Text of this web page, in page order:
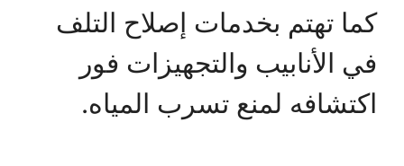
كما تهتم بخدمات إصلاح التلف
في الأنابيب والتجهيزات فور
اكتشافه لمنع تسرب المياه.